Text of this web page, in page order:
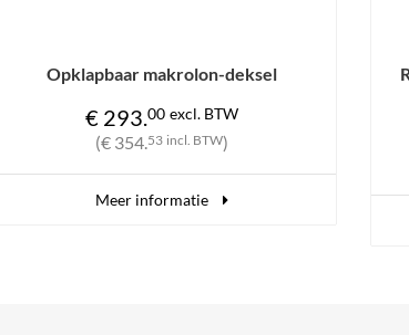
Reageerbuis-rek RVS voor 50 buizen
€ 160.00